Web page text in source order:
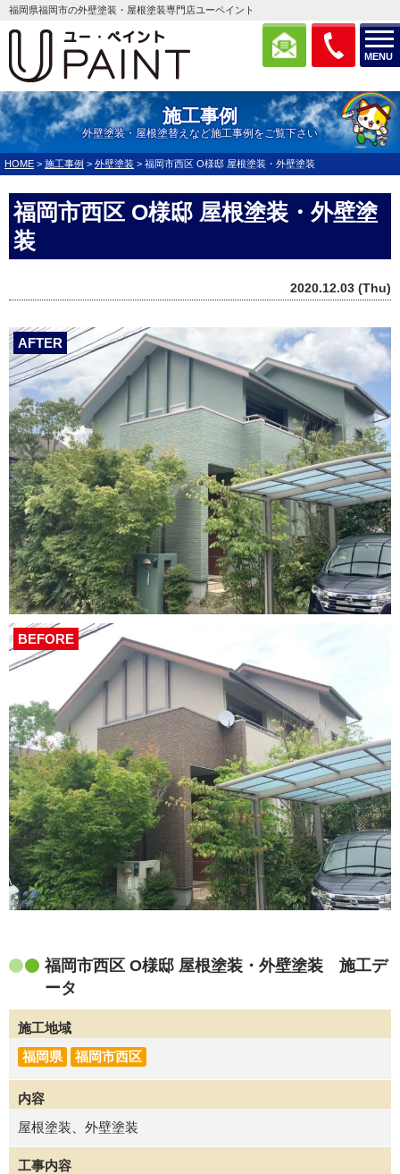
MENU
福岡県福岡市の外壁塗装・屋根塗装専門店ユーペイント
施工事例
外壁塗装・屋根塗替えなど施工事例をご覧下さい
HOME > 施工事例 > 外壁塗装 > 福岡市西区 O様邸 屋根塗装・外壁塗装
福岡市西区 O様邸 屋根塗装・外壁塗
装
2020.12.03 (Thu)
AFTER
BEFORE
福岡市西区 O様邸 屋根塗装・外壁塗装 施工デ
ータ
施工地域
福岡県
福岡市西区
内容
屋根塗装、外壁塗装
工事内容